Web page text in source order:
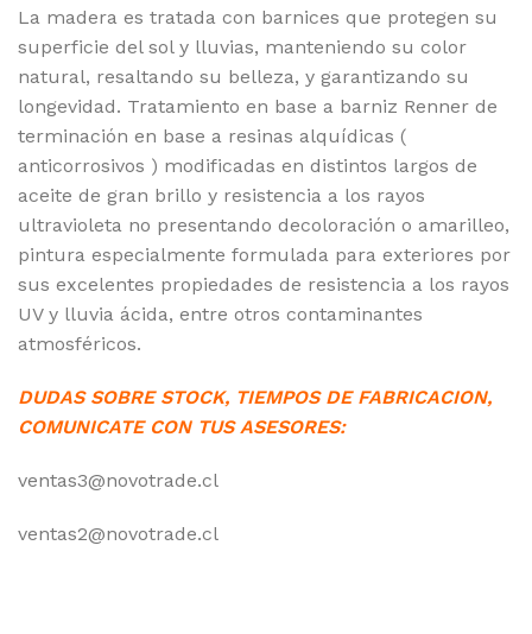
La madera es tratada con barnices que protegen su
superficie del sol y lluvias, manteniendo su color
natural, resaltando su belleza, y garantizando su
longevidad. Tratamiento en base a barniz Renner de
terminación en base a resinas alquídicas (
anticorrosivos ) modificadas en distintos largos de
aceite de gran brillo y resistencia a los rayos
ultravioleta no presentando decoloración o amarilleo,
pintura especialmente formulada para exteriores por
sus excelentes propiedades de resistencia a los rayos
UV y lluvia ácida, entre otros contaminantes
atmosféricos.
DUDAS SOBRE STOCK, TIEMPOS DE FABRICACION,
COMUNICATE CON TUS ASESORES:
ventas3@novotrade.cl
ventas2@novotrade.cl